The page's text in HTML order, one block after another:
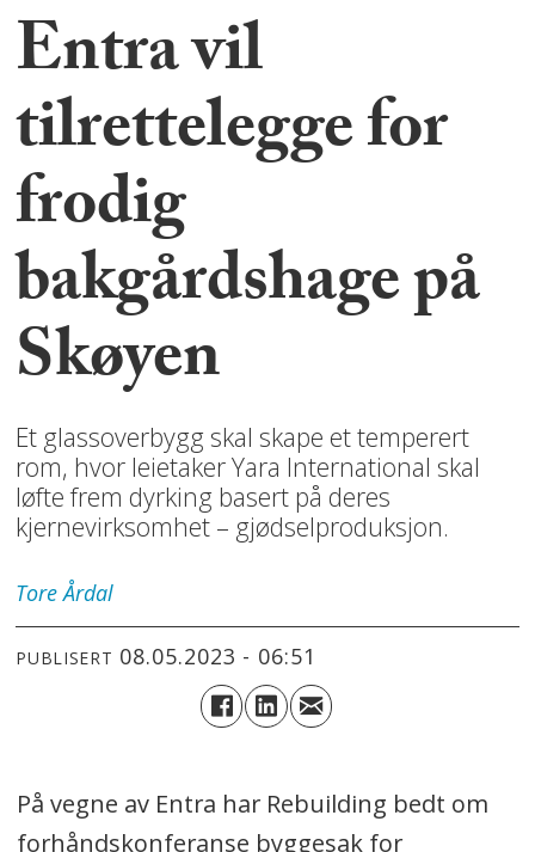
Entra vil
tilrettelegge for
frodig
bakgårdshage på
Skøyen
Et glassoverbygg skal skape et temperert
rom, hvor leietaker Yara International skal
løfte frem dyrking basert på deres
kjernevirksomhet – gjødselproduksjon.
Tore Årdal
PUBLISERT 08.05.2023 - 06:51
På vegne av Entra har Rebuilding bedt om
forhåndskonferanse byggesak for